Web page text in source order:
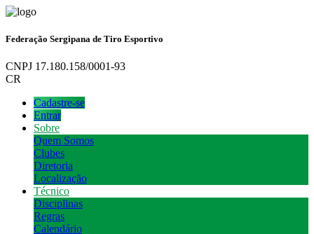
Federação Sergipana de Tiro Esportivo
CNPJ 17.180.158/0001-93
CR
Cadastre-se
Entrar
Sobre
Quem Somos
Clubes
Diretoria
Localização
Técnico
Disciplinas
Regras
Calendário